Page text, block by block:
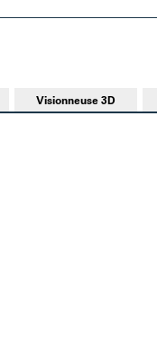
Visionneuse 3D